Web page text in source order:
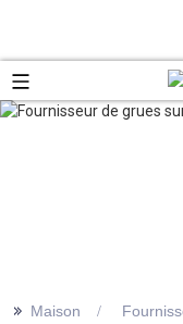
>> Maison